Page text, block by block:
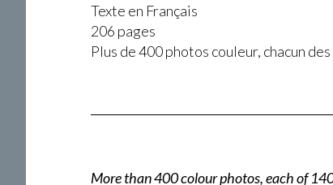
Texte en Français
206 pages
Plus de 400 photos couleur, chacun
More than 400 colour photos, each of